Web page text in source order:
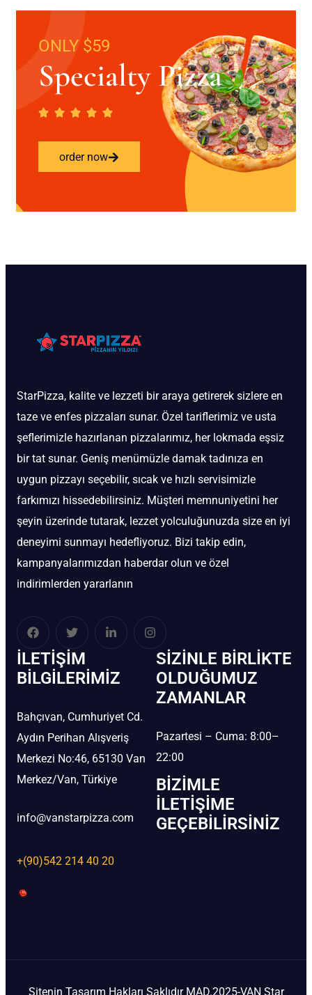
ONLY $59
Specialty Pizza
order now
StarPizza, kalite ve lezzeti bir araya getirerek sizlere en
taze ve enfes pizzaları sunar. Özel tariflerimiz ve usta
şeflerimizle hazırlanan pizzalarımız, her lokmada eşsiz
bir tat sunar. Geniş menümüzle damak tadınıza en
uygun pizzayı seçebilir, sıcak ve hızlı servisimizle
farkımızı hissedebilirsiniz. Müşteri memnuniyetini her
şeyin üzerinde tutarak, lezzet yolculuğunuzda size en iyi
deneyimi sunmayı hedefliyoruz. Bizi takip edin,
kampanyalarımızdan haberdar olun ve özel
indirimlerden yararlanın
İLETIŞIM
BİLGILERIMIZ
Bahçıvan, Cumhuriyet Cd.
Aydın Perihan Alışveriş
Merkezi No:46, 65130 Van
Merkez/Van, Türkiye
info@vanstarpizza.com
+(90)542 214 40 20
SIZINLE BIRLIKTE
OLDUĞUMUZ
ZAMANLAR
Pazartesi – Cuma: 8:00–
22:00
BIZIMLE
İLETIŞIME
GEÇEBILIRSINIZ
Sitenin Tasarım Hakları Saklıdır MAD.2025-VAN Star